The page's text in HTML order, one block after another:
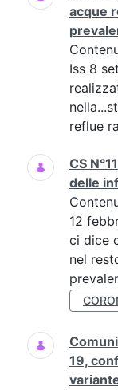
acque
Iss 8
reflue
CS
delle
12
ci dice
nel
19,